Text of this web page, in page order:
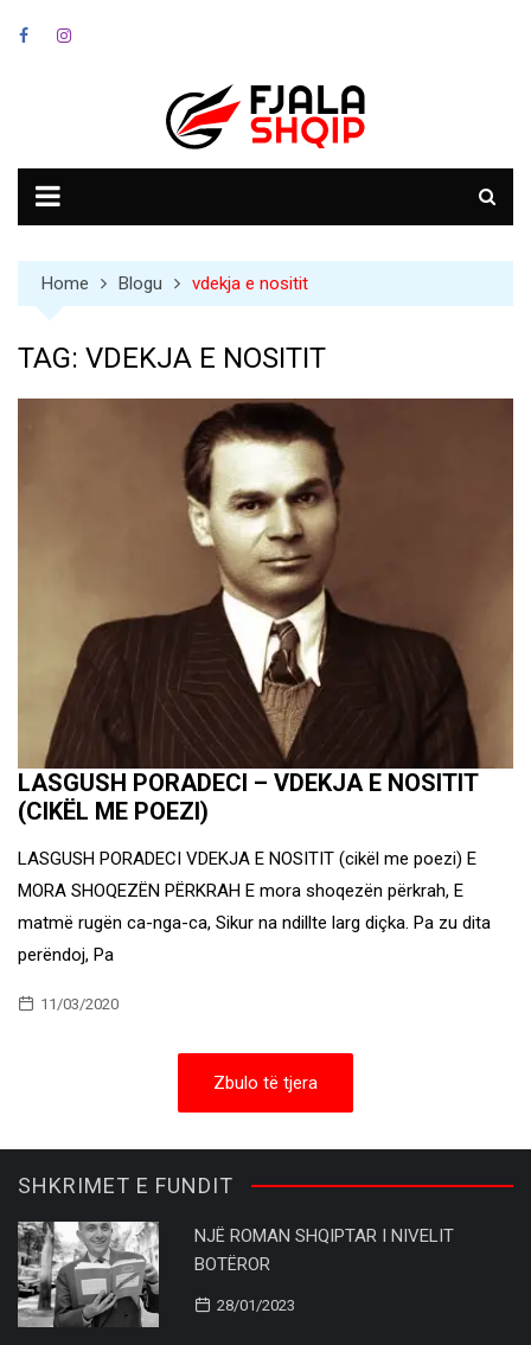
Home Blogu vdekja e nositit
TAG: VDEKJA E NOSITIT
LASGUSH PORADECI – VDEKJA E NOSITIT
(CIKËL ME POEZI)
LASGUSH PORADECI VDEKJA E NOSITIT (cikël me poezi) E
MORA SHOQEZËN PËRKRAH E mora shoqezën përkrah, E
matmë rugën ca-nga-ca, Sikur na ndillte larg diçka. Pa zu dita
perëndoj, Pa
11/03/2020
Zbulo të tjera
SHKRIMET E FUNDIT
NJË ROMAN SHQIPTAR I NIVELIT
BOTËROR
28/01/2023